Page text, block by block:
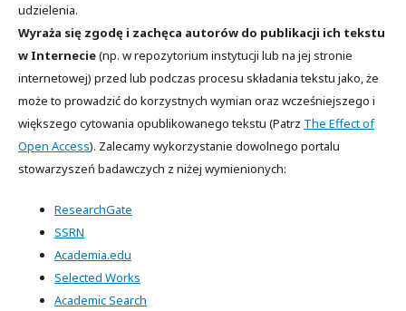
udzielenia.
Wyraża się zgodę i zachęca autorów do publikacji ich tekstu
w Internecie(np. w repozytorium instytucji lub na jej stronie
internetowej) przed lub podczas procesu składania tekstu jako, że
może to prowadzić do korzystnych wymian oraz wcześniejszego i
większego cytowania opublikowanego tekstu (Patrz The Effect of
Open Access). Zalecamy wykorzystanie dowolnego portalu
stowarzyszeń badawczych z niżej wymienionych:
ResearchGate
SSRN
Academia.edu
Selected Works
Academic Search